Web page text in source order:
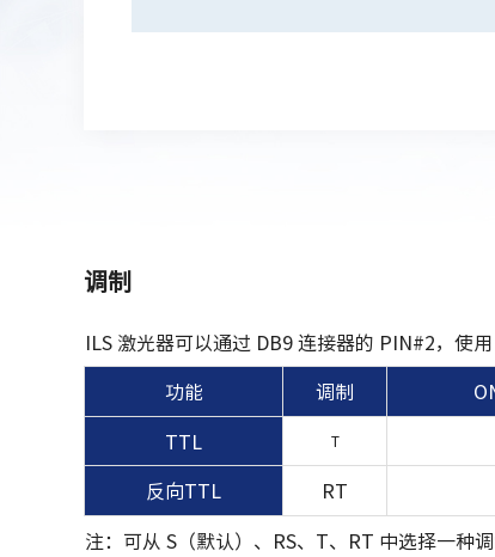
调制
ILS 激光器可以通过 DB9 连接器的 PIN#2，使
功能
调制
TTL
T
反向TTL
RT
注：可从 S（默认）、RS、T、RT 中选择一种